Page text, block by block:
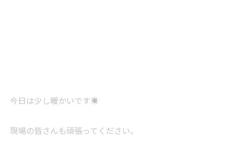
今日は少し暖かいです☀️
現場の皆さんも頑張ってください。